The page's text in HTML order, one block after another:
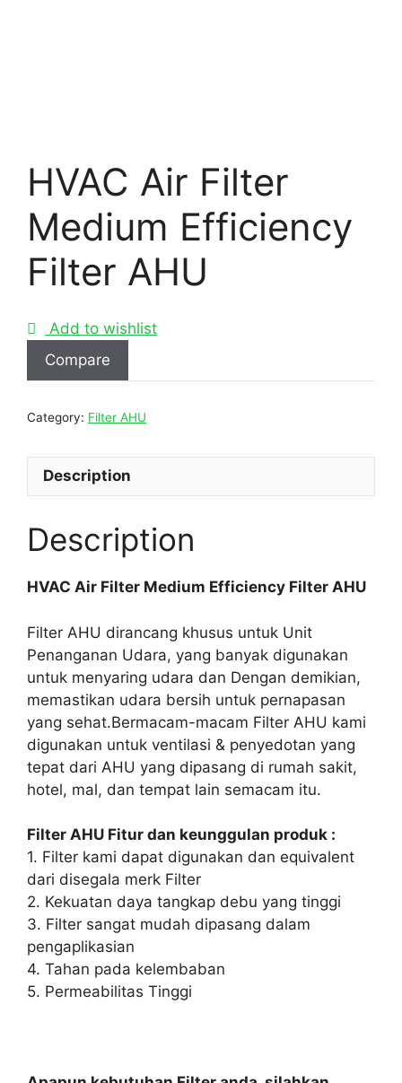
HVAC Air Filter
Medium Efficiency
Filter AHU
Add to wishlist
Compare
Category: Filter AHU
Description
Description
HVAC Air Filter Medium Efficiency Filter AHU
Filter AHU dirancang khusus untuk Unit
Penanganan Udara, yang banyak digunakan
untuk menyaring udara dan Dengan demikian,
memastikan udara bersih untuk pernapasan
yang sehat.Bermacam-macam Filter AHU kami
digunakan untuk ventilasi & penyedotan yang
tepat dari AHU yang dipasang di rumah sakit,
hotel, mal, dan tempat lain semacam itu.
Filter AHU Fitur dan keunggulan produk :
1. Filter kami dapat digunakan dan equivalent
dari disegala merk Filter
2. Kekuatan daya tangkap debu yang tinggi
3. Filter sangat mudah dipasang dalam
pengaplikasian
4. Tahan pada kelembaban
5. Permeabilitas Tinggi